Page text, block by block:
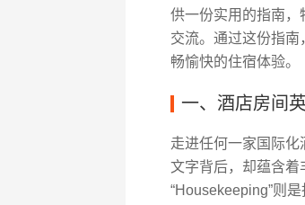
供一份实用的指南，
交流。通过这份指
畅愉快的住宿体验。
一、酒店房间
走进任何一家国际
文字背后，却蕴含着
“Housekeeping”则